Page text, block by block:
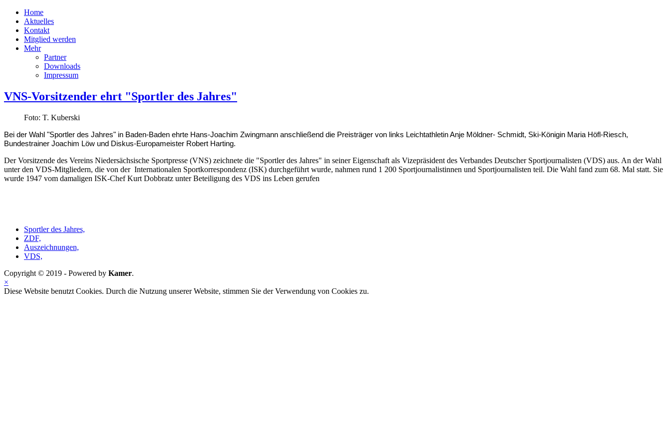
Home
Aktuelles
Kontakt
Mitglied werden
Mehr
Partner
Downloads
Impressum
VNS-Vorsitzender ehrt "Sportler des Jahres"
Foto: T. Kuberski
Bei der Wahl "Sportler des Jahres" in Baden-Baden ehrte Hans-Joachim Zwingmann anschließend die Preisträger von links Leichtathletin Anje Möldner- Schmidt, Ski-Königin Maria Höfl-Riesch,
Bundestrainer Joachim Löw und Diskus-Europameister Robert Harting.
Der Vorsitzende des Vereins Niedersächsische Sportpresse (VNS) zeichnete die "Sportler des Jahres" in seiner Eigenschaft als Vizepräsident des Verbandes Deutscher Sportjournalisten (VDS) aus. An der Wahl
unter den VDS-Mitgliedern, die von der Internationalen Sportkorrespondenz (ISK) durchgeführt wurde, nahmen rund 1 200 Sportjournalistinnen und Sportjournalisten teil. Die Wahl fand zum 68. Mal statt. Sie
wurde 1947 vom damaligen ISK-Chef Kurt Dobbratz unter Beteiligung des VDS ins Leben gerufen
Sportler des Jahres,
ZDF,
Auszeichnungen,
VDS,
Copyright © 2019 - Powered by Kamer.
×
Diese Website benutzt Cookies. Durch die Nutzung unserer Website, stimmen Sie der Verwendung von Cookies zu.